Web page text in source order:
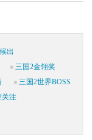
出
三国2金翎奖
三国2世界BOSS
关注